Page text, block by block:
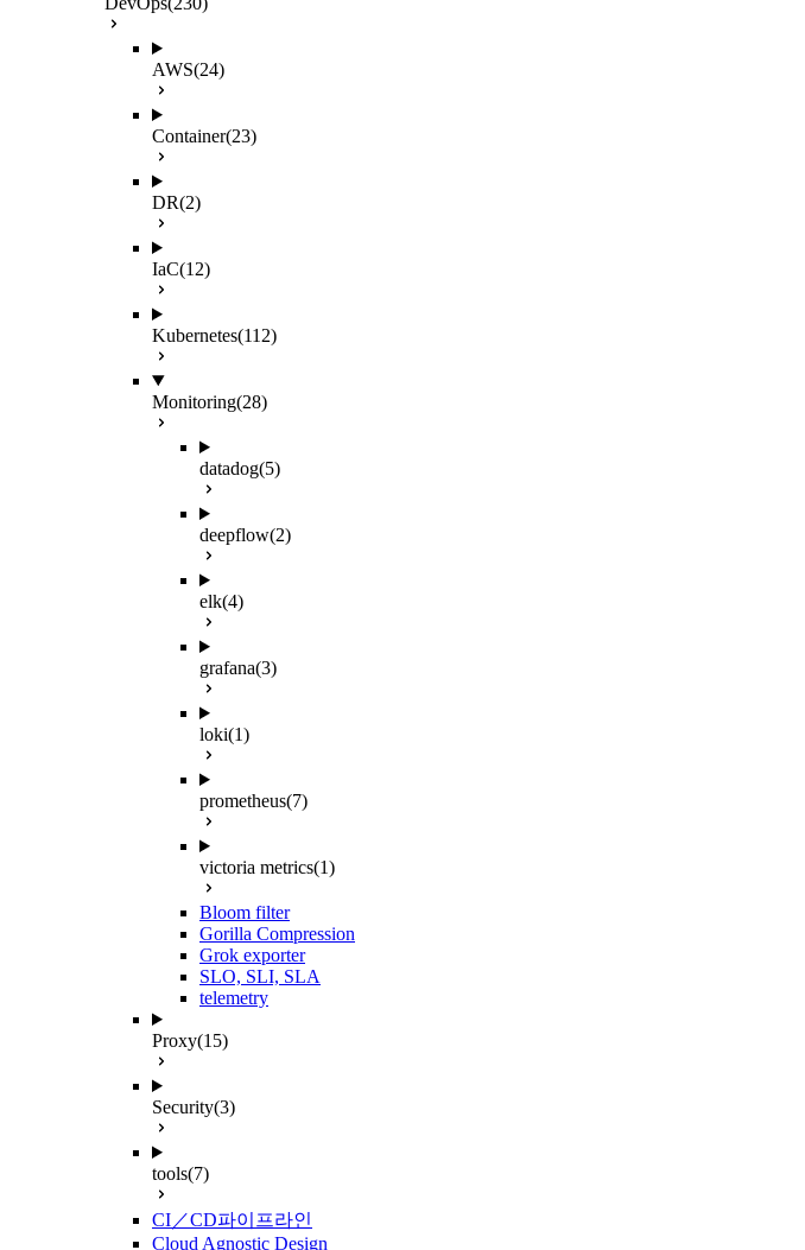
AWS(24)
Container(23)
DR(2)
IaC(12)
Kubernetes(112)
Monitoring(28)
datadog(5)
deepflow(2)
elk(4)
grafana(3)
loki(1)
prometheus(7)
victoria metrics(1)
Bloom filter
Gorilla Compression
Grok exporter
SLO, SLI, SLA
telemetry
Proxy(15)
Security(3)
tools(7)
CI／CD파이프라인
Cloud Agnostic Design